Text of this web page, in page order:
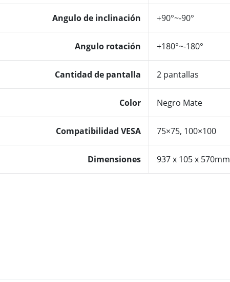
Angulo de inclinación +90°~-90°
Angulo rotación +180°~-180°
Cantidad de pantalla 2 pantallas
Color Negro Mate
Compatibilidad VESA 75×75, 100×100
Dimensiones 937 x 105 x 570mm